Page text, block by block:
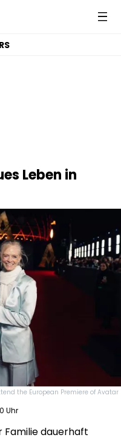
Leben in
the European Premiere of Avatar
Uhr
Familie dauerhaft